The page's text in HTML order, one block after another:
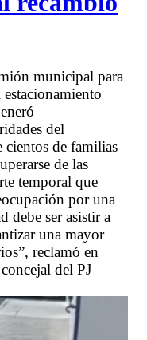
municipal para
del
de familias
de las
temporal que
por una
debe ser asistir a
una mayor
reclamó en
del PJ